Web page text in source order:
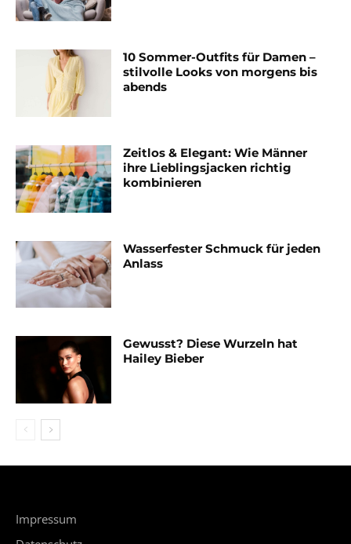
10 Sommer-Outfits für Damen –
stilvolle Looks von morgens bis
abends
Zeitlos & Elegant: Wie Männer
ihre Lieblingsjacken richtig
kombinieren
Wasserfester Schmuck für jeden
Anlass
Gewusst? Diese Wurzeln hat
Hailey Bieber
Impressum